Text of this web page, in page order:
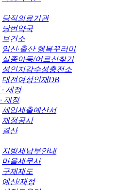
당직의료기관
당번약국
보건소
임신·출산 행복꾸러미
실종아동/어르신찾기
성인지감수성충전소
대전여성인재DB
세정
재정
세입세출예산서
재정공시
결산
지방세납부안내
마을세무사
구제제도
예산/재정